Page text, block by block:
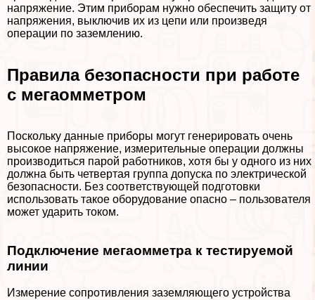
напряжение. Этим приборам нужно обеспечить защиту от
напряжения, выключив их из цепи или произведя
операции по заземлению.
Правила безопасности при работе
с мегаомметром
Поскольку данные приборы могут генерировать очень
высокое напряжение, измерительные операции должны
производиться парой работников, хотя бы у одного из них
должна быть четвертая группа допуска по электрической
безопасности. Без соответствующей подготовки
использовать такое оборудование опасно – пользователя
может ударить током.
Подключение мегаомметра к тестируемой
линии
Измерение сопротивления заземляющего устройства